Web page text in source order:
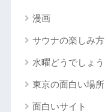
漫画
サウナの楽しみ方
水曜どうでしょう
東京の面白い場所
面白いサイト